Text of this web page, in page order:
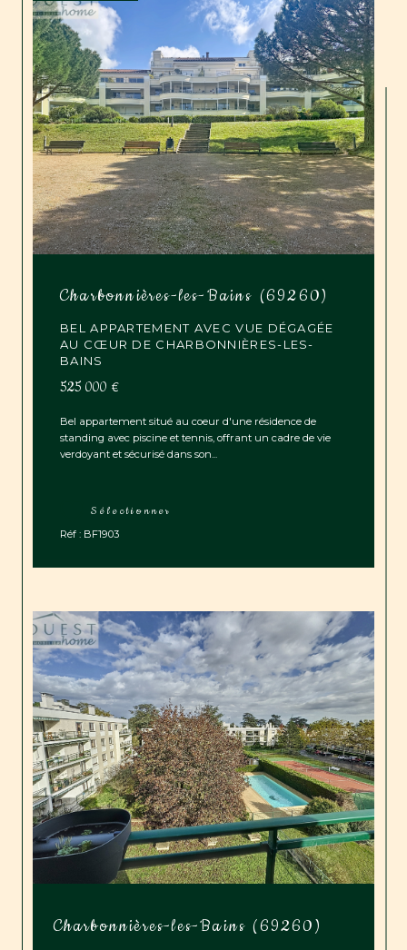
Charbonnières-les-Bains (69260)
BEL APPARTEMENT AVEC VUE DÉGAGÉE
AU CŒUR DE CHARBONNIÈRES-LES-
BAINS
525 000 €
Bel appartement situé au coeur d'une résidence de
standing avec piscine et tennis, offrant un cadre de vie
verdoyant et sécurisé dans son...
Sélectionner
Réf : BF1903
Charbonnières-les-Bains (69260)